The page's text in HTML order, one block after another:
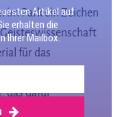
im Park ein Zeichen
für das
, das dafür
Artikel auf
erhalten die
Ihrer Mailbox.